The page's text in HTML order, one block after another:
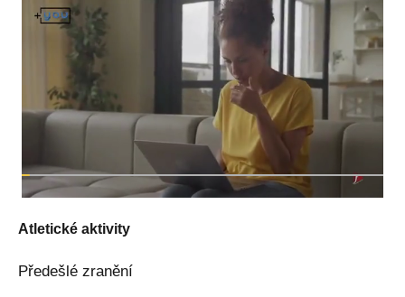
Atletické aktivity
Předešlé zranění